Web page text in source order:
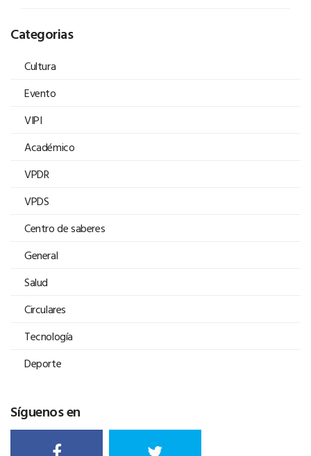
Categorias
Cultura
Evento
VIPI
Académico
VPDR
VPDS
Centro de saberes
General
Salud
Circulares
Tecnología
Deporte
Síguenos en